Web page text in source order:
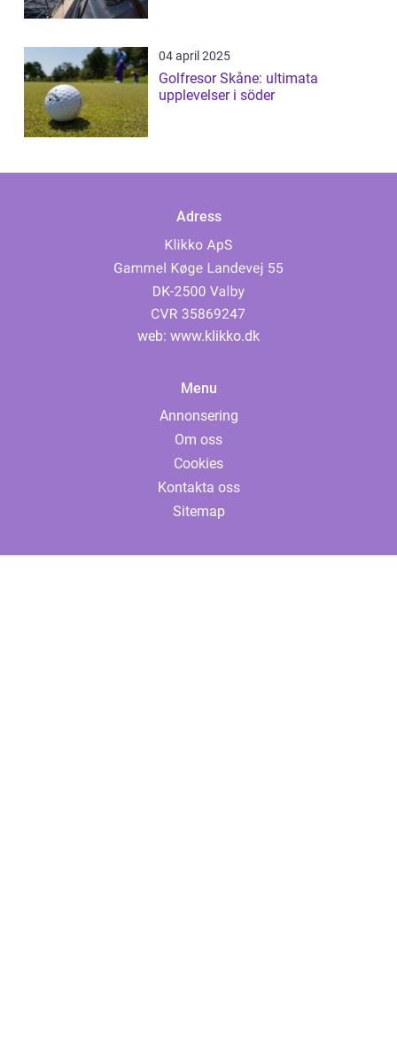
04 april 2025
Golfresor Skåne: ultimata
upplevelser i söder
Adress
web: www.klikko.dk
Menu
Annonsering
Om oss
Cookies
Kontakta oss
Sitemap